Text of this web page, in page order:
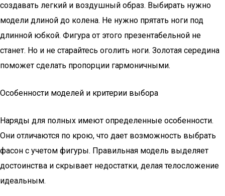
создавать легкий и воздушный образ. Выбирать нужно
модели длиной до колена. Не нужно прятать ноги под
длинной юбкой. Фигура от этого презентабельной не
станет. Но и не старайтесь оголить ноги. Золотая середина
поможет сделать пропорции гармоничными.
Особенности моделей и критерии выбора
Наряды для полных имеют определенные особенности.
Они отличаются по крою, что дает возможность выбрать
фасон с учетом фигуры. Правильная модель выделяет
достоинства и скрывает недостатки, делая телосложение
идеальным.